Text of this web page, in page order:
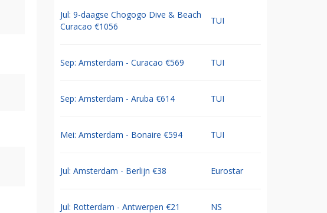
Jul: 9-daagse Chogogo Dive & Beach
Curacao €1056
TUI
Sep: Amsterdam - Curacao €569 TUI
Sep: Amsterdam - Aruba €614 TUI
Mei: Amsterdam - Bonaire €594 TUI
Jul: Amsterdam - Berlijn €38 Eurostar
Jul: Rotterdam - Antwerpen €21 NS